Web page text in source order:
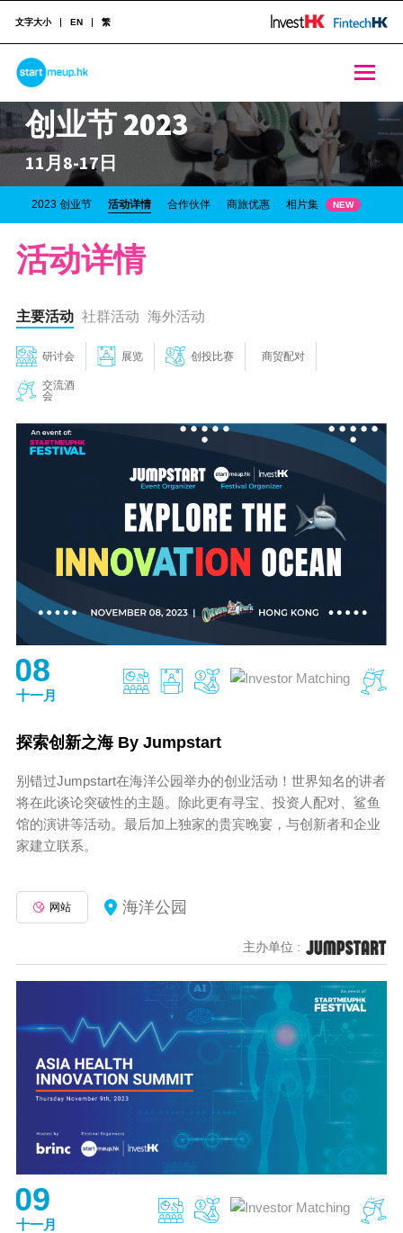
STARTMEUPHK
文字大小 EN 繁
STARTMEUPHK
创业节 2023
11月8-17日
2023 创业节 活动详情 合作伙伴 商旅优惠 相片集 NEW
活动详情
主要活动 社群活动 海外活动
研讨会 展览 创投比赛 商贸配对
交流酒
会
08
十一月
探索创新之海 By Jumpstart
别错过Jumpstart在海洋公园举办的创业活动！世界知名的讲者
将在此谈论突破性的主题。除此更有寻宝、投资人配对、鲨鱼
馆的演讲等活动。最后加上独家的贵宾晚宴，与创新者和企业
家建立联系。
网站 海洋公园
主办单位 :
09
十一月